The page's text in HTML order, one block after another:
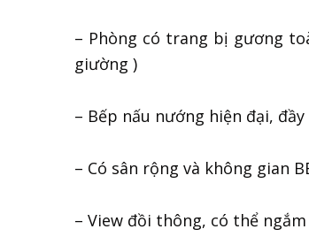
– Phòng có trang bị gương
giường )
– Bếp nấu nướng hiện đại,
– Có sân rộng và không gian
– View đồi thông, có thể